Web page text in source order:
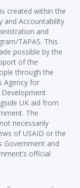
created within the
and Accountability
and
TAPAS. This
possible by the
of the
through the
Agency for
UK aid from
The
necessarily
of USAID or the
Government and
official